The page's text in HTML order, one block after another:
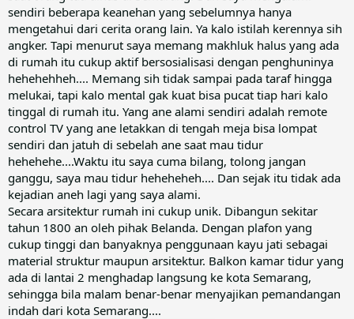
sendiri beberapa keanehan yang sebelumnya hanya
mengetahui dari cerita orang lain. Ya kalo istilah kerennya sih
angker. Tapi menurut saya memang makhluk halus yang ada
di rumah itu cukup aktif bersosialisasi dengan penghuninya
hehehehheh.... Memang sih tidak sampai pada taraf hingga
melukai, tapi kalo mental gak kuat bisa pucat tiap hari kalo
tinggal di rumah itu. Yang ane alami sendiri adalah remote
control TV yang ane letakkan di tengah meja bisa lompat
sendiri dan jatuh di sebelah ane saat mau tidur
hehehehe....Waktu itu saya cuma bilang, tolong jangan
ganggu, saya mau tidur heheheheh.... Dan sejak itu tidak ada
kejadian aneh lagi yang saya alami.
Secara arsitektur rumah ini cukup unik. Dibangun sekitar
tahun 1800 an oleh pihak Belanda. Dengan plafon yang
cukup tinggi dan banyaknya penggunaan kayu jati sebagai
material struktur maupun arsitektur. Balkon kamar tidur yang
ada di lantai 2 menghadap langsung ke kota Semarang,
sehingga bila malam benar-benar menyajikan pemandangan
indah dari kota Semarang....